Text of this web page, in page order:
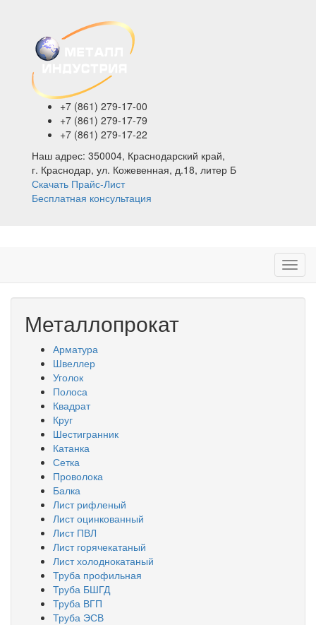
+7 (861) 279-17-00
+7 (861) 279-17-79
+7 (861) 279-17-22
Наш адрес: 350004, Краснодарский край,
г. Краснодар, ул. Кожевенная, д.18, литер Б
Скачать Прайс-Лист
Бесплатная консультация
Металлопрокат
Арматура
Швеллер
Уголок
Полоса
Квадрат
Круг
Шестигранник
Катанка
Сетка
Проволока
Балка
Лист рифленый
Лист оцинкованный
Лист ПВЛ
Лист горячекатаный
Лист холоднокатаный
Труба профильная
Труба БШГД
Труба ВГП
Труба ЭСВ